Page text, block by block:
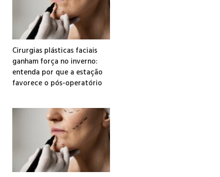
Cirurgias plásticas faciais
ganham força no inverno:
entenda por que a estação
favorece o pós-operatório